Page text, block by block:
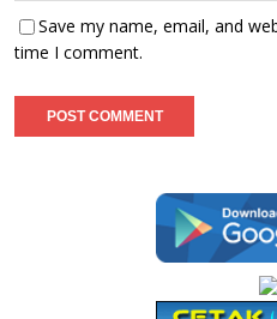
Save my name, email, and
time I comment.